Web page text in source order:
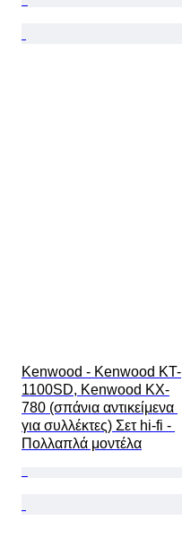
Kenwood - Kenwood KT-
1100SD, Kenwood KX-
780 (σπάνια αντικείμενα
για συλλέκτες) Σετ hi-fi -
Πολλαπλά μοντέλα